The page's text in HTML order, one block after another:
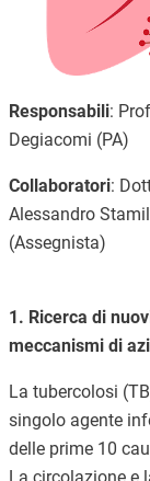
Responsabili:
Degiacomi (PA)
Collaboratori:
Alessandro
(Assegnista)
1. Ricerca di
meccanismi di
La tubercolosi
singolo agente
delle prime 10